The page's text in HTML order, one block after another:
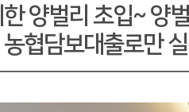
양벌리 초입~ 양
협담보대출로만